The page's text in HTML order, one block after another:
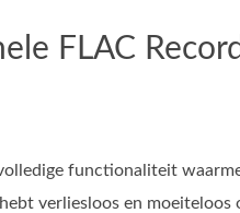
FLAC
functionaliteit
verliesloos en